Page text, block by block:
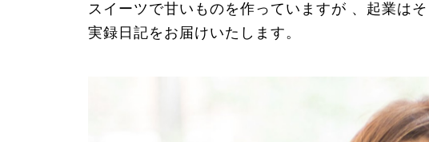
スイーツで甘いものを作っていますが 、起業はそ
実録日記をお届けいたします。